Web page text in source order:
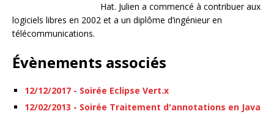
Hat. Julien a commencé à contribuer aux
logiciels libres en 2002 et a un diplôme d’ingénieur en
télécommunications.
Évènements associés
12/12/2017 - Soirée Eclipse Vert.x
12/02/2013 - Soirée Traitement d'annotations en Java